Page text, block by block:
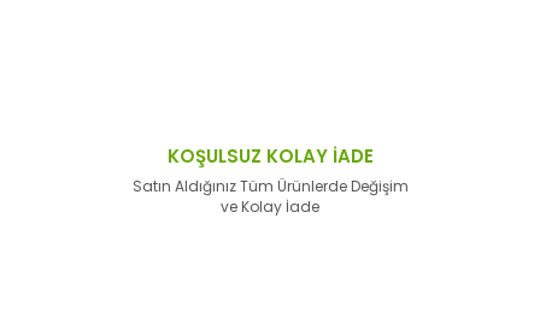
KOŞULSUZ KOLAY İADE
Satın Aldığınız Tüm Ürünlerde Değişim
ve Kolay İade